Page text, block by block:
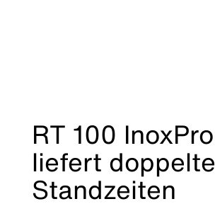
RT 100 InoxPro
liefert doppelte
Standzeiten